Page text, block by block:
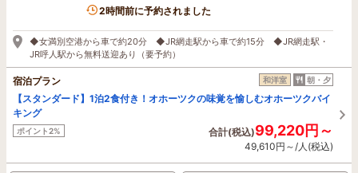
2時間前に予約されました
◆女満別空港から車で約20分 ◆JR網走駅から車で約15分 ◆JR網走駅・
JR呼人駅から無料送迎あり（要予約）
宿泊プラン 和洋室 朝・夕
【スタンダード】1泊2食付き！オホーツクの味覚を愉しむオホーツクバイ
キング
ポイント2% 合計(税込)99,220円～
49,610円～/人(税込)